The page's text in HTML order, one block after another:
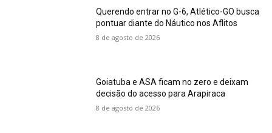
Querendo entrar no G-6, Atlético-GO busca
pontuar diante do Náutico nos Aflitos
8 de agosto de 2026
Goiatuba e ASA ficam no zero e deixam
decisão do acesso para Arapiraca
8 de agosto de 2026